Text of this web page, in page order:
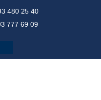
480 25 40
777 69 09